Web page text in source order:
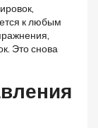
к любым
Это снова